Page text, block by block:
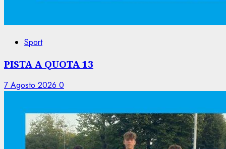
Sport
PISTA A QUOTA 13
7 Agosto 2026 0